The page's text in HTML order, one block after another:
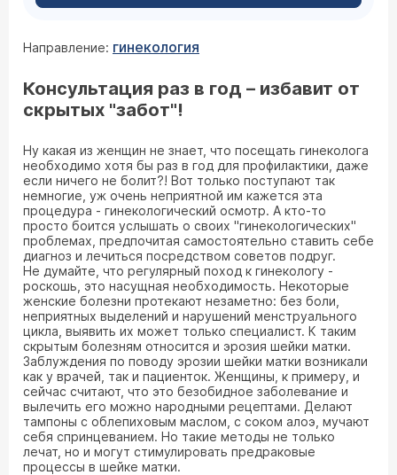
Направление: гинекология
Консультация раз в год – избавит от
скрытых "забот"!
Ну какая из женщин не знает, что посещать гинеколога
необходимо хотя бы раз в год для профилактики, даже
если ничего не болит?! Вот только поступают так
немногие, уж очень неприятной им кажется эта
процедура - гинекологический осмотр. А кто-то
просто боится услышать о своих "гинекологических"
проблемах, предпочитая самостоятельно ставить себе
диагноз и лечиться посредством советов подруг.
Не думайте, что регулярный поход к гинекологу -
роскошь, это насущная необходимость. Некоторые
женские болезни протекают незаметно: без боли,
неприятных выделений и нарушений менструального
цикла, выявить их может только специалист. К таким
скрытым болезням относится и эрозия шейки матки.
Заблуждения по поводу эрозии шейки матки возникали
как у врачей, так и пациенток. Женщины, к примеру, и
сейчас считают, что это безобидное заболевание и
вылечить его можно народными рецептами. Делают
тампоны с облепиховым маслом, с соком алоэ, мучают
себя спринцеванием. Но такие методы не только
лечат, но и могут стимулировать предраковые
процессы в шейке матки.